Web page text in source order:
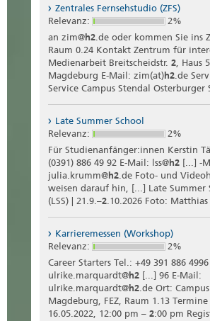
Zentrales Fernsehstudio (ZFS)
Relevanz:
2%
an zim@h2.de oder kommen Sie ins
Raum 0.24 Kontakt Zentrum für
Medienarbeit Breitscheidstr. 2, Haus
Magdeburg E-Mail: zim(at)h2.de
Service Campus Stendal Osterburger
Late Summer School
Relevanz:
2%
Für Studienanfänger:innen Kerstin
(0391) 886 49 92 E-Mail: lss@h2 [...] -
julia.krumm@h2.de Foto- und
weisen darauf hin, [...] Late Summer
(LSS) | 21.9.–2.10.2026 Foto: Matthias
Karrieremessen (Workshop)
Relevanz:
2%
Career Starters Tel.: +49 391 886
ulrike.marquardt@h2 [...] 96 E-Mail:
ulrike.marquardt@h2.de Ort: Campus
Magdeburg, FEZ, Raum 1.13
16.05.2022, 12:00 pm – 2:00 pm